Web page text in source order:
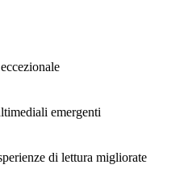
emergenti
di lettura migliorate